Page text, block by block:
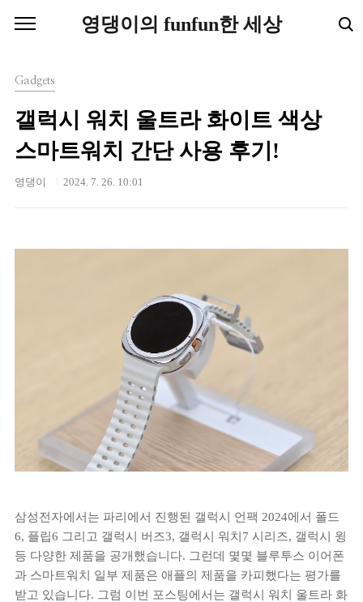
영댕이의 funfun한 세상
Gadgets
갤럭시 워치 울트라 화이트 색상
스마트워치 간단 사용 후기!
영댕이 2024. 7. 26. 10:01
삼성전자에서는 파리에서 진행된 갤럭시 언팩 2024에서 폴드
6, 플립6 그리고 갤럭시 버즈3, 갤럭시 워치7 시리즈, 갤럭시 윙
등 다양한 제품을 공개했습니다. 그런데 몇몇 블루투스 이어폰
과 스마트워치 일부 제품은 애플의 제품을 카피했다는 평가를
받고 있습니다. 그럼 이번 포스팅에서는 갤럭시 워치 울트라 화